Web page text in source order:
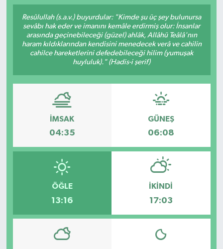
Resûlullah (s.a.v.) buyurdular: "Kimde şu üç şey bulunursa
sevâbı hak eder ve imanını kemâle erdirmiş olur: İnsanlar
arasında geçinebileceği (güzel) ahlâk, Allâhü Teâlâ'nın
haram kıldıklarından kendisini menedecek verâ ve cahilin
cahilce hareketlerini defedebileceği hilim (yumuşak
huyluluk)." (Hadis-i şerif)
İMSAK
04:35
GÜNEŞ
06:08
ÖĞLE
13:16
İKINDI
17:03